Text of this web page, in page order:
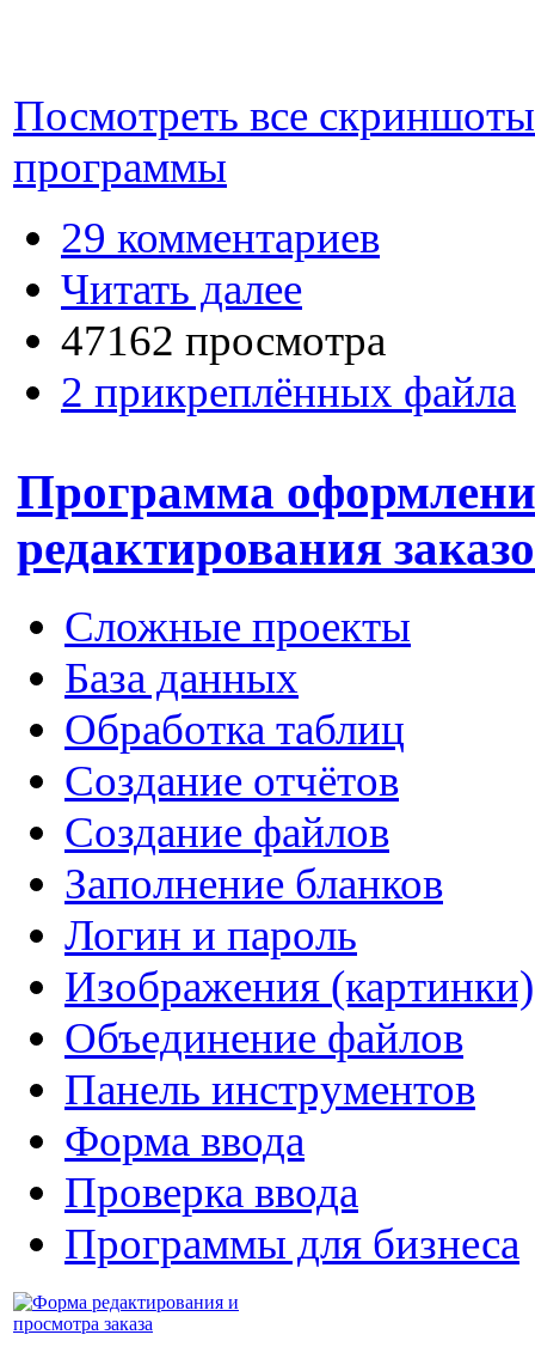
Посмотреть все скриншоты
программы
29 комментариев
Читать далее
47162 просмотра
2 прикреплённых файла
Программа
редактирования
Сложные проекты
База данных
Обработка таблиц
Создание отчётов
Создание файлов
Заполнение бланков
Логин и пароль
Изображения (картинки)
Объединение файлов
Панель инструментов
Форма ввода
Проверка ввода
Программы для бизнеса